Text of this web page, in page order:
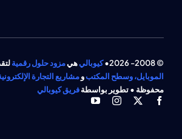
© 2008- 2026• كيوباليهيمزود حلول رقمية
الموبايل، وسطح المكتبومشاريع التجارة
محفوظة • تطوير بواسطةفريق كيوبالي